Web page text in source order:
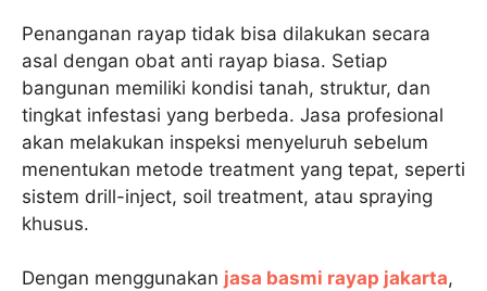
Penanganan rayap tidak bisa dilakukan secara
asal dengan obat anti rayap biasa. Setiap
bangunan memiliki kondisi tanah, struktur, dan
tingkat infestasi yang berbeda. Jasa profesional
akan melakukan inspeksi menyeluruh sebelum
menentukan metode treatment yang tepat, seperti
sistem drill-inject, soil treatment, atau spraying
khusus.
Dengan menggunakan jasa basmi rayap jakarta,